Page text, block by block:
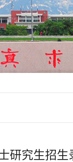
研究生招生